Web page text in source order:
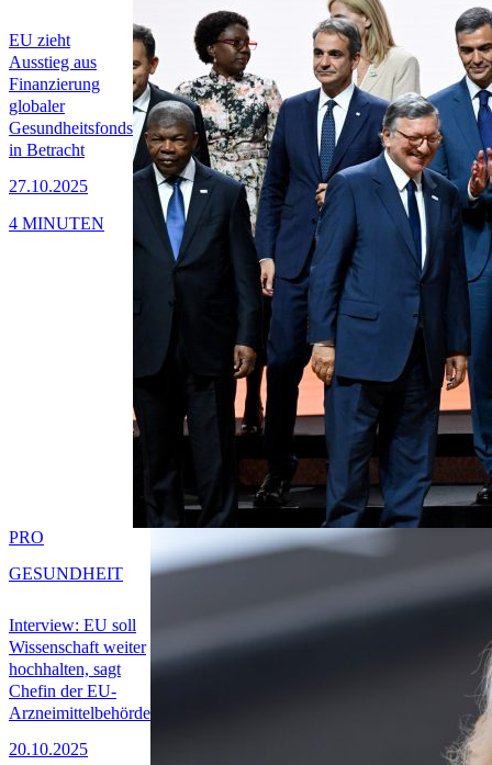
EU zieht
Ausstieg aus
Finanzierung
globaler
Gesundheitsfonds
in Betracht
27.10.2025
4 MINUTEN
Interview: EU soll
Wissenschaft weiter
hochhalten, sagt
Chefin der EU-
Arzneimittelbehörde
20.10.2025
PRO
GESUNDHEIT